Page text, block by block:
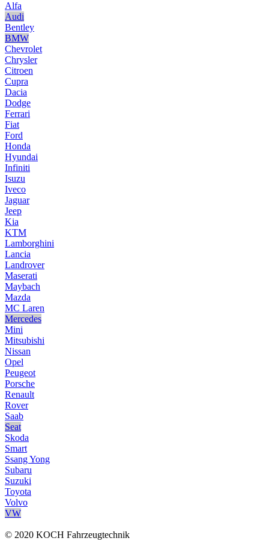
Alfa
Audi
Bentley
BMW
Chevrolet
Chrysler
Citroen
Cupra
Dacia
Dodge
Ferrari
Fiat
Ford
Honda
Hyundai
Infiniti
Isuzu
Iveco
Jaguar
Jeep
Kia
KTM
Lamborghini
Lancia
Landrover
Maserati
Maybach
Mazda
MC Laren
Mercedes
Mini
Mitsubishi
Nissan
Opel
Peugeot
Porsche
Renault
Rover
Saab
Seat
Skoda
Smart
Ssang Yong
Subaru
Suzuki
Toyota
Volvo
VW
© 2020 KOCH Fahrzeugtechnik